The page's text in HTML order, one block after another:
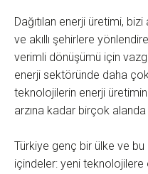
Dağıtılan enerji üretimi, bizi
ve akıllı şehirlere
verimli dönüşümü için
enerji sektöründe daha
teknolojilerin enerji
arzına kadar birçok
Türkiye genç bir ülke ve
içindeler: yeni